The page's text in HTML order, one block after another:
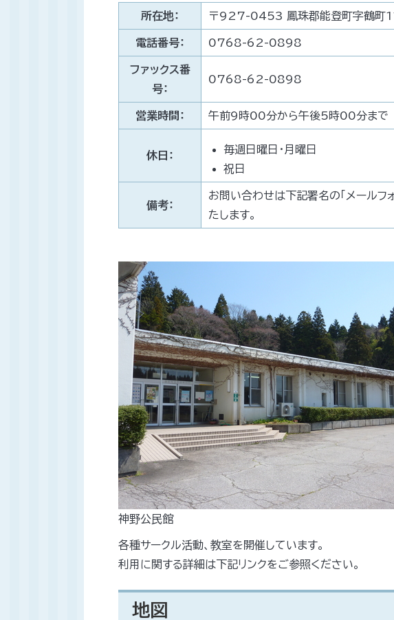
所在地： 〒927-0453 鳳珠郡能登町字鶴町
電話番号： 0768-62-0898
ファックス番
号：
0768-62-0898
営業時間： 午前9時00分から午後5時00分まで
休日：
毎週日曜日・月曜日
祝日
備考：
お問い合わせは下記署名の「メールフ
たします。
神野公民館
各種サークル活動、教室を開催しています。
利用に関する詳細は下記リンクをご参照ください。
地図